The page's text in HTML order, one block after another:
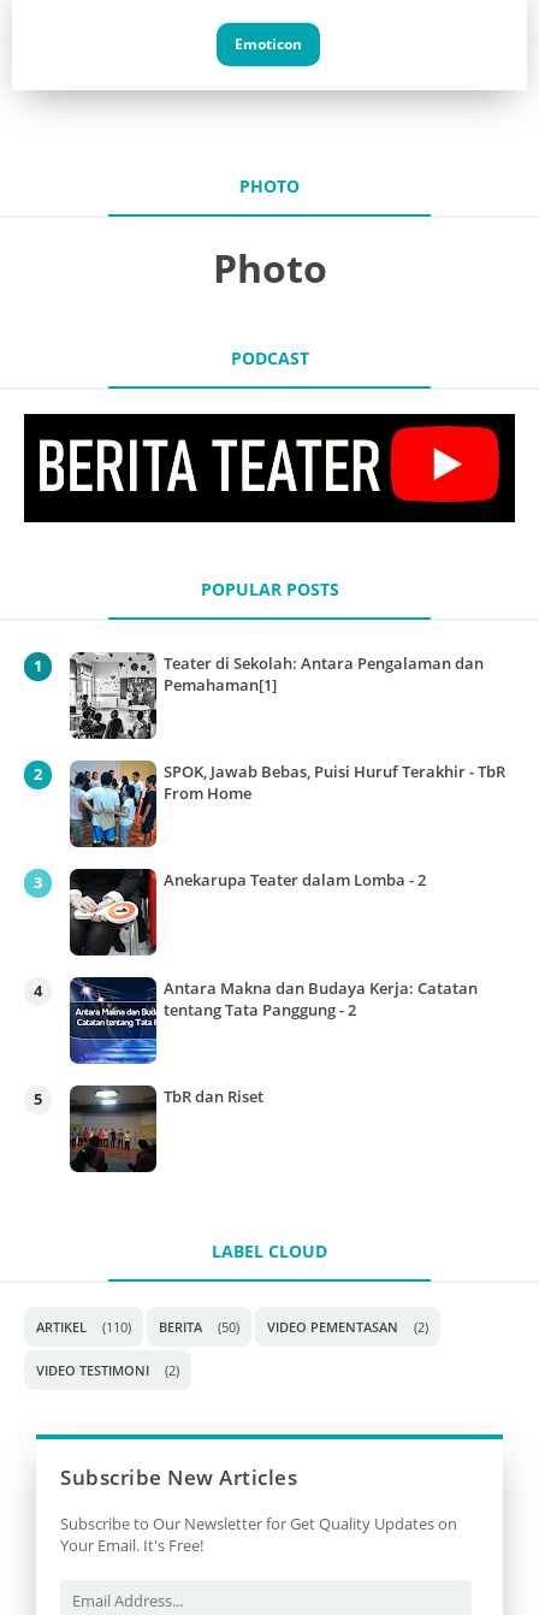
Emoticon
PHOTO
Photo
PODCAST
POPULAR POSTS
Teater di Sekolah: Antara Pengalaman dan
Pemahaman[1]
SPOK, Jawab Bebas, Puisi Huruf Terakhir - TbR
From Home
Anekarupa Teater dalam Lomba - 2
Antara Makna dan Budaya Kerja: Catatan
tentang Tata Panggung - 2
TbR dan Riset
LABEL CLOUD
ARTIKEL (110) BERITA (50) VIDEO PEMENTASAN (2)
VIDEO TESTIMONI (2)
Subscribe New Articles
Subscribe to Our Newsletter for Get Quality Updates on
Your Email. It's Free!